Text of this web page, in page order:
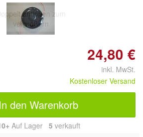
antippen zum
vergrößern
24,80 €
inkl. MwSt.
Kostenloser Versand
In den Warenkorb
Auf Lager 5 verkauft